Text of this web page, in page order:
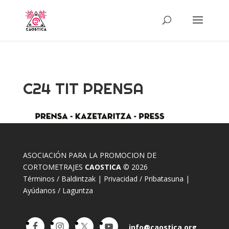
C24 TIT PRENSA
ASOCIACIÓN PARA LA PROMOCION DE
CORTOMETRAJES CAOSTICA© 2026
Términos / Baldintzak| Privacidad / Pribatasuna |
Ayúdanos / Laguntza